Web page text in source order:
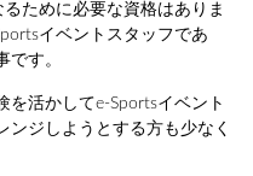
ために必要な資格はありま
イベントスタッフであ
です。
を活かしてe-Sportsイベント
ンジしようとする方も少なく